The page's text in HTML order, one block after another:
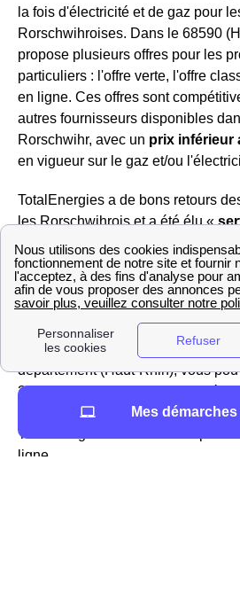
la fois d'électricité et de gaz pour
Rorschwihroises. Dans le 68590
propose plusieurs offres pour les
particuliers : l'offre verte, l'offre
en ligne. Ces offres sont
autres fournisseurs disponibles
Rorschwihr, avec un prix inférieur
en vigueur sur le gaz et/ou
TotalEnergies a de bons retours
les Rorschwihrois et a été élu «
» 11 années consécutives, c'est
en 2019. Leurs conseillers se
répondre à toutes vos questions
compteur dans votre logement le
contrat, les tarifs proposés ou
résilier son abonnement à
département (Haut-Rhin), vous
3099. Vous ne souhaitez pas
Pas de problème, vous pouvez
TotalEnergies Rorschwihr depuis
ligne.
Mes